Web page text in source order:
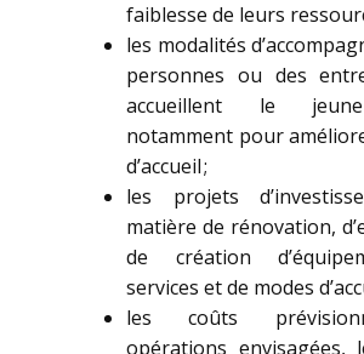
faiblesse de leurs
les modalités
personnes ou des
accueillent le
notamment pour
d’accueil ;
les projets
matière de rénovation,
de création
services et de modes
les coûts
opérations envisagées,